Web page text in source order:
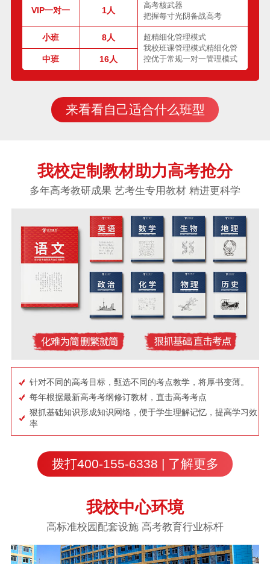
VIP一对一 1人
高考核武器
把握每寸光阴备战高考
小班 8人
超精细化管理模式
我校班课管理模式精细化管
控优于常规一对一管理模式
中班 16人
来看看自己适合什么班型
我校定制教材助力高考抢分
多年高考教研成果 艺考生专用教材 精进更科学
针对不同的高考目标，甄选不同的考点教学，将厚书变薄。
每年根据最新高考考纲修订教材，直击高考考点
狠抓基础知识形成知识网络，便于学生理解记忆，提高学习效
率
拨打400-155-6338 | 了解更多
我校中心环境
高标准校园配套设施 高考教育行业标杆